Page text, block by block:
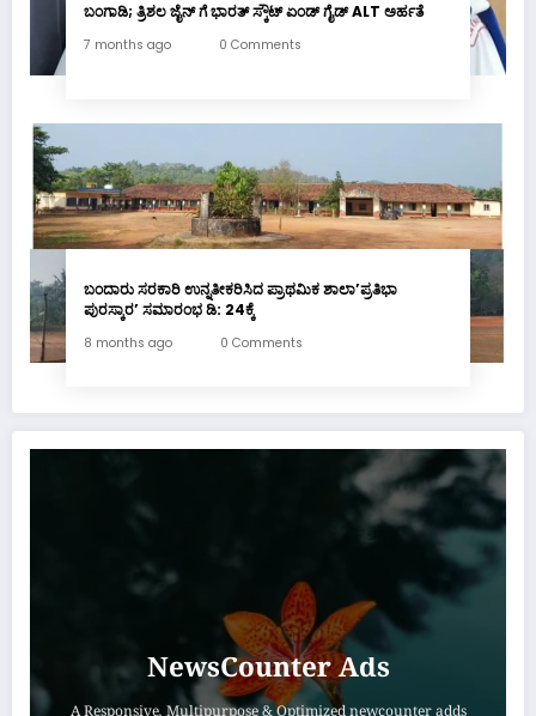
ಬಂಗಾಡಿ; ತ್ರಿಶಲ ಜೈನ್ ಗೆ ಭಾರತ್ ಸ್ಕೌಟ್ ಏಂಡ್ ಗೈಡ್ ALT ಅರ್ಹತೆ
7 months ago 0 Comments
ಬಂದಾರು ಸರಕಾರಿ ಉನ್ನತೀಕರಿಸಿದ ಪ್ರಾಥಮಿಕ ಶಾಲಾ’ಪ್ರತಿಭಾ
ಪುರಸ್ಕಾರ’ ಸಮಾರಂಭ ಡಿ: 24ಕ್ಕೆ
8 months ago 0 Comments
NewsCounter Ads